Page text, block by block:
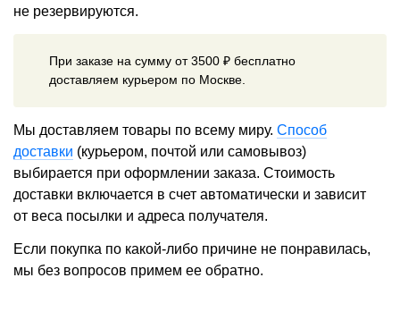
не резервируются.
При заказе на сумму от 3500 ₽ бесплатно
доставляем курьером по Москве.
Мы доставляем товары по всему миру. Способ
доставки (курьером, почтой или самовывоз)
выбирается при оформлении заказа. Стоимость
доставки включается в счет автоматически и зависит
от веса посылки и адреса получателя.
Если покупка по какой-либо причине не понравилась,
мы без вопросов примем ее обратно.